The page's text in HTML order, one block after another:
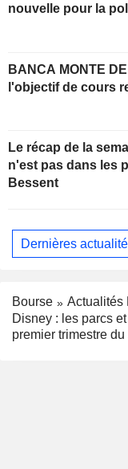
nouvelle pour la
BANCA MONTE
l'objectif de cours
Le récap de la
n'est pas dans les
Bessent
Dernières
Bourse
Actualités
Disney : les parcs
premier trimestre du